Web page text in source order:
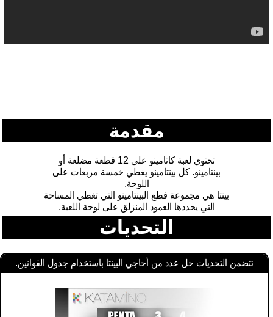
مقدمة
تحتوي لعبة كاتامينو على 12 قطعة مضلعة أو
بينتامينو. كل بينتامينو يغطي خمسة مربعات على
اللوحة.
بينتا هي مجموعة قطع البينتامينو التي تغطي المساحة
التي يحددها العمود المنزلق على لوحة اللعبة.
التحديات
تتضمن التحديات حل عدد من أحاجي البينتا باستخدام جدول القوانين.